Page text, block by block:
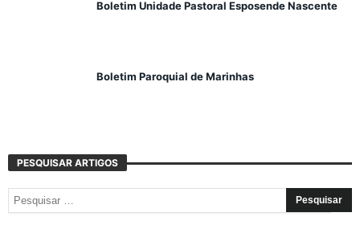
Boletim Unidade Pastoral Esposende Nascente
Boletim Paroquial de Marinhas
PESQUISAR ARTIGOS